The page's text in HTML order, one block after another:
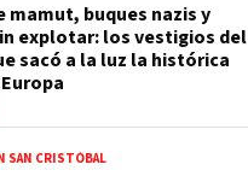
mamut, buques nazis y
explotar: los vestigios del
sacó a la luz la histórica
SAN CRISTÓBAL